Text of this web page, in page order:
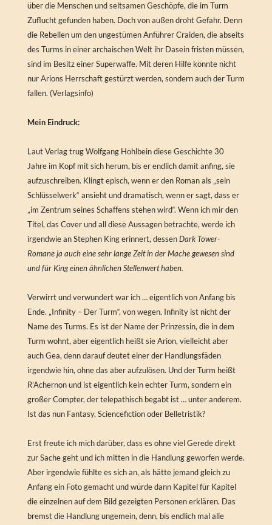
über die Menschen und seltsamen Geschöpfe, die im Turm
Zuflucht gefunden haben. Doch von außen droht Gefahr. Denn
die Rebellen um den ungestümen Anführer Craiden, die abseits
des Turms in einer archaischen Welt ihr Dasein fristen müssen,
sind im Besitz einer Superwaffe. Mit deren Hilfe könnte nicht
nur Arions Herrschaft gestürzt werden, sondern auch der Turm
fallen. (Verlagsinfo)
Mein Eindruck:
Laut Verlag trug Wolfgang Hohlbein diese Geschichte 30
Jahre im Kopf mit sich herum, bis er endlich damit anfing, sie
aufzuschreiben. Klingt episch, wenn er den Roman als „sein
Schlüsselwerk“ ansieht und dramatisch, wenn er sagt, dass er
„im Zentrum seines Schaffens stehen wird“. Wenn ich mir den
Titel, das Cover und all diese Aussagen betrachte, werde ich
irgendwie an Stephen King erinnert, dessenDark Tower-
Romane ja auch eine sehr lange Zeit in der Mache gewesen sind
und für King einen ähnlichen Stellenwert haben.
Verwirrt und verwundert war ich … eigentlich von Anfang bis
Ende. „Infinity – Der Turm“, von wegen. Infinity ist nicht der
Name des Turms. Es ist der Name der Prinzessin, die in dem
Turm wohnt, aber eigentlich heißt sie Arion, vielleicht aber
auch Gea, denn darauf deutet einer der Handlungsfäden
irgendwie hin, ohne das aber aufzulösen. Und der Turm heißt
R’Achernon und ist eigentlich kein echter Turm, sondern ein
großer Compter, der telepathisch begabt ist … unter anderem.
Ist das nun Fantasy, Sciencefiction oder Belletristik?
Erst freute ich mich darüber, dass es ohne viel Gerede direkt
zur Sache geht und ich mitten in die Handlung geworfen werde.
Aber irgendwie fühlte es sich an, als hätte jemand gleich zu
Anfang ein Foto gemacht und würde dann Kapitel für Kapitel
die einzelnen auf dem Bild gezeigten Personen erklären. Das
bremst die Handlung ungemein, denn, bis endlich mal alle